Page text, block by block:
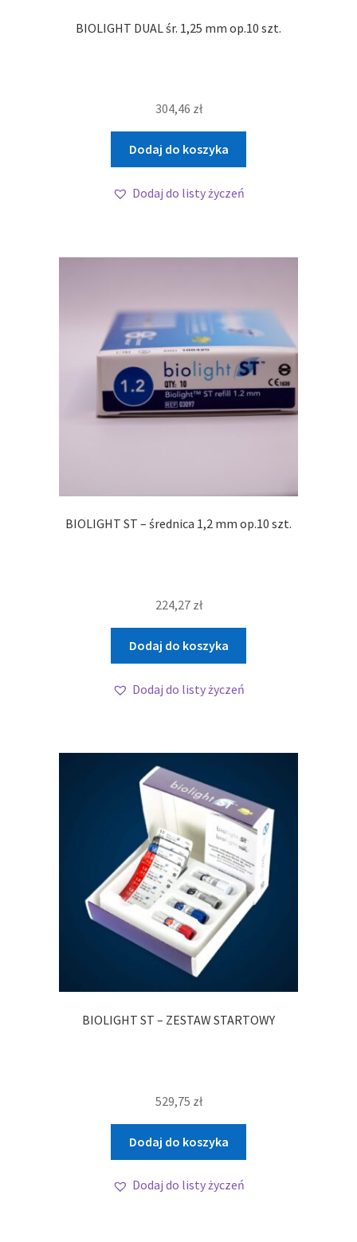
BIOLIGHT DUAL śr. 1,25 mm op.10 szt.
304,46 zł
Dodaj do koszyka
Dodaj do listy życzeń
BIOLIGHT ST – średnica 1,2 mm op.10 szt.
224,27 zł
Dodaj do koszyka
Dodaj do listy życzeń
BIOLIGHT ST – ZESTAW STARTOWY
529,75 zł
Dodaj do koszyka
Dodaj do listy życzeń